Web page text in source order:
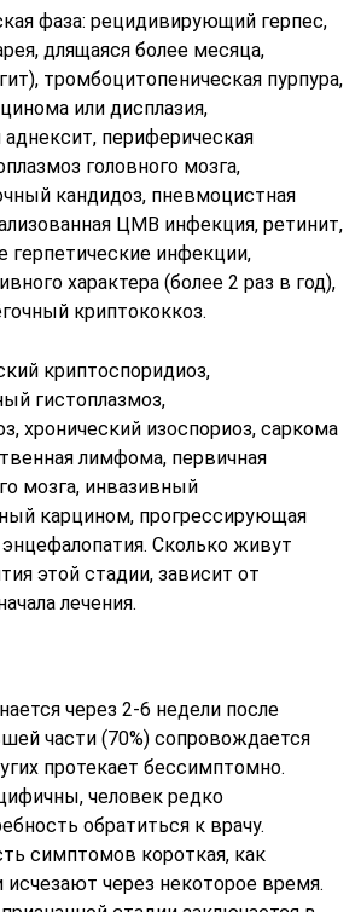
фаза: рецидивирующий герпес,
длящаяся более месяца,
тромбоцитопеническая пурпура,
или дисплазия,
периферическая
головного мозга,
кандидоз, пневмоцистная
ЦМВ инфекция, ретинит,
герпетические инфекции,
характера (более 2 раз в год),
криптококкоз.
криптоспоридиоз,
гистоплазмоз,
хронический изоспориоз, саркома
лимфома, первичная
мозга, инвазивный
карцином, прогрессирующая
Сколько живут
этой стадии, зависит от
лечения.
через 2-6 недели после
части (70%) сопровождается
протекает бессимптомно.
человек редко
обратиться к врачу.
симптомов короткая, как
исчезают через некоторое время.